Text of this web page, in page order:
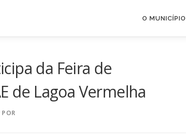
O MUNICÍPIO
da Feira de
de Lagoa Vermelha
POR